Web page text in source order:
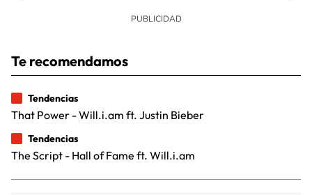
Te recomendamos
Tendencias
That Power - Will.i.am ft. Justin Bieber
Tendencias
The Script - Hall of Fame ft. Will.i.am